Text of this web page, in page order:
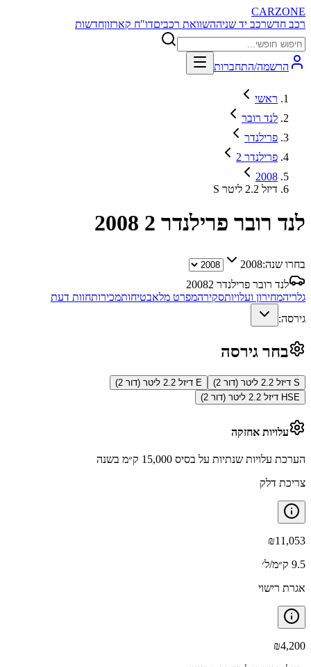
CARZONE
רכב חדשרכב יד שניההשוואת רכביםדו"ח קארזוןחדשות
הרשמה/התחברות
ראשי
לנד רובר
פרילנדר
פרילנדר 2
2008
S דיזל 2.2 ליטר
לנד רובר פרילנדר 2 2008
בחרו שנה:2008
לנד רובר פרילנדר 2
2008
גלריהמחירון ועלויותסקירהמפרט מלאבטיחותמכירותחוות דעת
גירסה:
בחר גירסה
S דיזל 2.2 ליטר (דור 2)
E דיזל 2.2 ליטר (דור 2)
HSE דיזל 2.2 ליטר (דור 2)
עלויות אחזקה
הערכת עלויות שנתיות על בסיס 15,000 ק״מ בשנה
צריכת דלק
₪11,053
9.5 ק״מ/ל׳
אגרת רישוי
₪4,200